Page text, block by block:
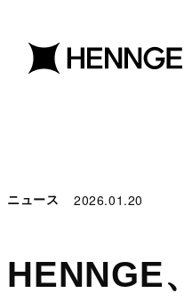
ニュース 2026.01.20
HENNGE